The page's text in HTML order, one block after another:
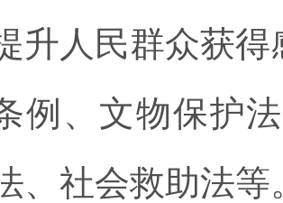
升人民群众获
例、文物保护
、社会救助法